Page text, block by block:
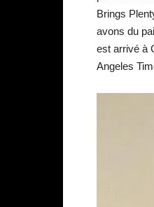
Brings
avons du
est arrivé à
Angeles